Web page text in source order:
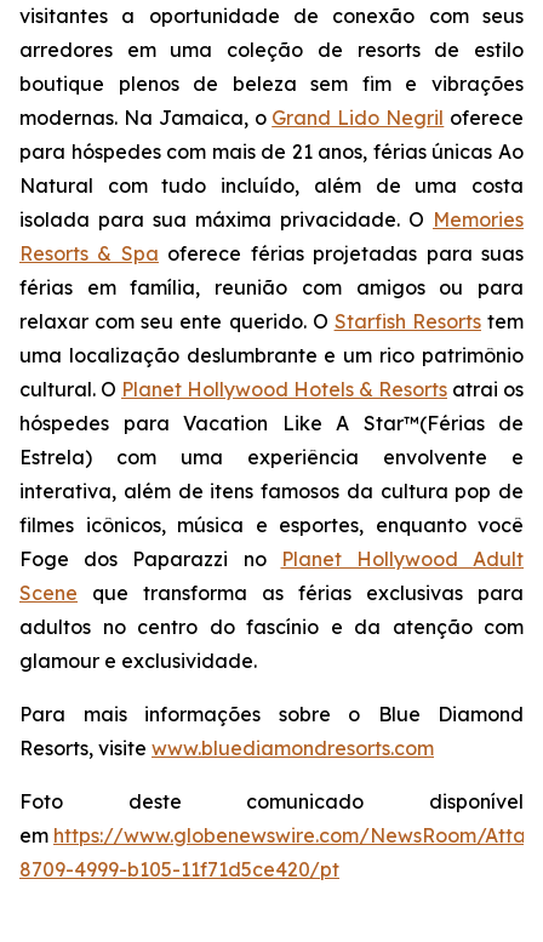
visitantes a oportunidade de conexão com seus
arredores em uma coleção de resorts de estilo
boutique plenos de beleza sem fim e vibrações
modernas. Na Jamaica, o Grand Lido Negril oferece
para hóspedes com mais de 21 anos, férias únicas Ao
Natural com tudo incluído, além de uma costa
isolada para sua máxima privacidade. O Memories
Resorts & Spa oferece férias projetadas para suas
férias em família, reunião com amigos ou para
relaxar com seu ente querido. O Starfish Resortstem
uma localização deslumbrante e um rico patrimônio
cultural. O Planet Hollywood Hotels & Resorts atrai os
hóspedes para Vacation Like A Star™(Férias de
Estrela) com uma experiência envolvente e
interativa, além de itens famosos da cultura pop de
filmes icônicos, música e esportes, enquanto você
Foge dos Paparazzi no
Planet Hollywood Adult
Scene que transforma as férias exclusivas para
adultos no centro do fascínio e da atenção com
glamour e exclusividade.
Para mais informações sobre o Blue Diamond
Resorts, visite www.bluediamondresorts.com
Foto deste comunicado disponível
em https://www.globenewswire.com/NewsRoom/
8709-4999-b105-11f71d5ce420/pt